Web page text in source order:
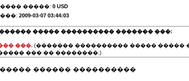
�����: 0 USD
2009-03-07 03:44:03
����� ���������� ������� ���:
���. (������� ���������� ����� �����
��� �� ��������.)
������ ����������